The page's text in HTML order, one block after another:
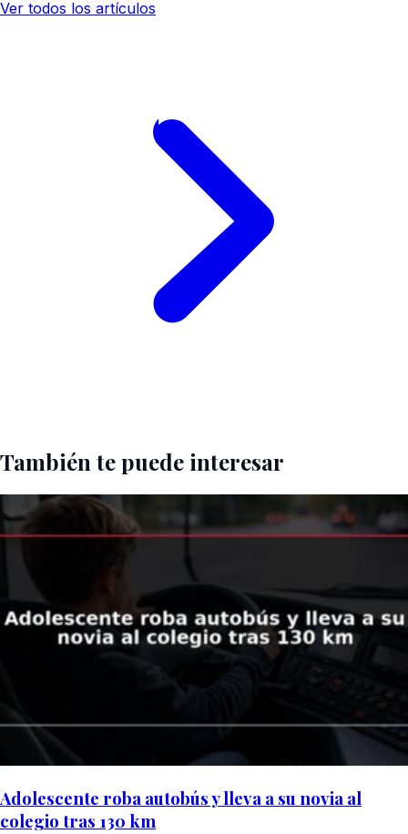
Ver todos los artículos
También te puede interesar
Adolescente roba autobús y lleva a su novia al
colegio tras 130 km